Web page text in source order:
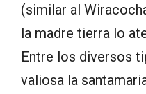
(similar al
la madre tierra lo
Entre los diversos
valiosa la